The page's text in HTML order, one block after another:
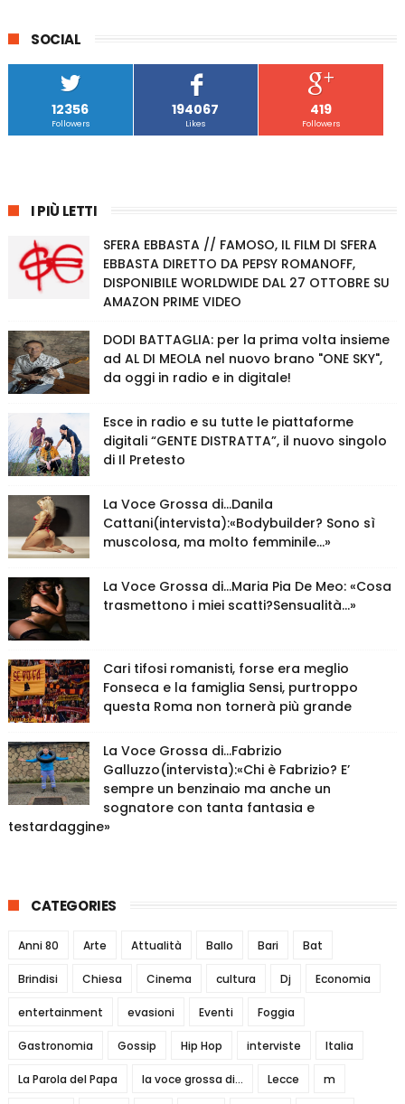
SOCIAL
12356
Followers
194067
Likes
419
Followers
I PIÙ LETTI
SFERA EBBASTA // FAMOSO, IL FILM DI SFERA
EBBASTA DIRETTO DA PEPSY ROMANOFF,
DISPONIBILE WORLDWIDE DAL 27 OTTOBRE SU
AMAZON PRIME VIDEO
DODI BATTAGLIA: per la prima volta insieme
ad AL DI MEOLA nel nuovo brano "ONE SKY",
da oggi in radio e in digitale!
Esce in radio e su tutte le piattaforme
digitali “GENTE DISTRATTA”, il nuovo singolo
di Il Pretesto
La Voce Grossa di…Danila
Cattani(intervista):«Bodybuilder? Sono sì
muscolosa, ma molto femminile…»
La Voce Grossa di…Maria Pia De Meo: «Cosa
trasmettono i miei scatti?Sensualità…»
Cari tifosi romanisti, forse era meglio
Fonseca e la famiglia Sensi, purtroppo
questa Roma non tornerà più grande
La Voce Grossa di…Fabrizio
Galluzzo(intervista):«Chi è Fabrizio? E’
sempre un benzinaio ma anche un
sognatore con tanta fantasia e
testardaggine»
CATEGORIES
Anni 80 Arte Attualità Ballo Bari Bat
Brindisi Chiesa Cinema cultura Dj Economia
entertainment evasioni Eventi Foggia
Gastronomia Gossip Hip Hop interviste Italia
La Parola del Papa la voce grossa di... Lecce m